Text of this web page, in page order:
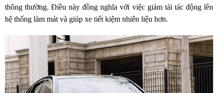
thông thường. Điều này đồng nghĩa với việc giảm tải tác động lên
hệ thống làm mát và giúp xe tiết kiệm nhiên liệu hơn.